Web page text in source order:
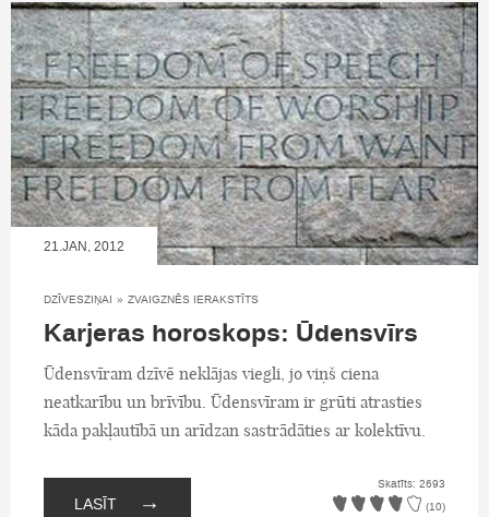
21.JAN, 2012
DZĪVESZIŅAI » ZVAIGZNĒS IERAKSTĪTS
Karjeras horoskops: Ūdensvīrs
Ūdensvīram dzīvē neklājas viegli, jo viņš ciena
neatkarību un brīvību. Ūdensvīram ir grūti atrasties
kāda pakļautībā un arīdzan sastrādāties ar kolektīvu.
LASĪT →
Skatīts: 2693
(10)